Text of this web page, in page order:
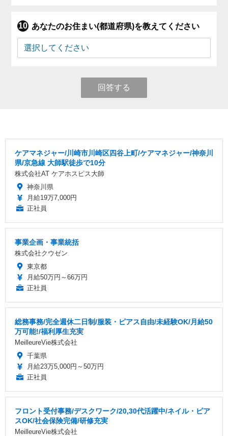
あなたのお住まい(都道府県)を教えてください
回答する
ケアマネジャー/川崎市川崎区四谷上町/ケアマネジャー/神奈川
県/京急線 大師駅徒歩で10分
株式会社AT ケアホスピス大師
神奈川県
月給19万7,000円
正社員
事業企画・事業統括
株式会社クウゼン
東京都
月給50万円～66万円
正社員
総務事務/完全週休二日制/服装・ピアス自由/未経験OK/月給50
万可能!/福利厚生充実
MeilleureVie株式会社
千葉県
月給23万5,000円～50万円
正社員
フロント受付事務/デスクワーク/20,30代活躍中/ネイル・ピア
スOK/社会保険完備/研修充実
MeilleureVie株式会社